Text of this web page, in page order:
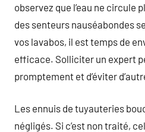
observez que l’eau ne circule
des senteurs nauséabondes
vos lavabos, il est temps de
efficace. Solliciter un expert
promptement et d’éviter
Les ennuis de tuyauteries
négligés. Si c’est non traité,